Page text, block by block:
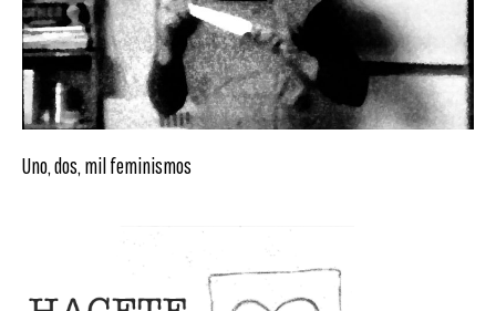
Uno, dos, mil feminismos